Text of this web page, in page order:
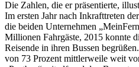
Die Zahlen, die er präsentierte,
Im ersten Jahr nach Inkrafttreten
die beiden Unternehmen
Millionen Fahrgäste, 2015 konnte
Reisende in ihren Bussen
von 73 Prozent mittlerweile weit